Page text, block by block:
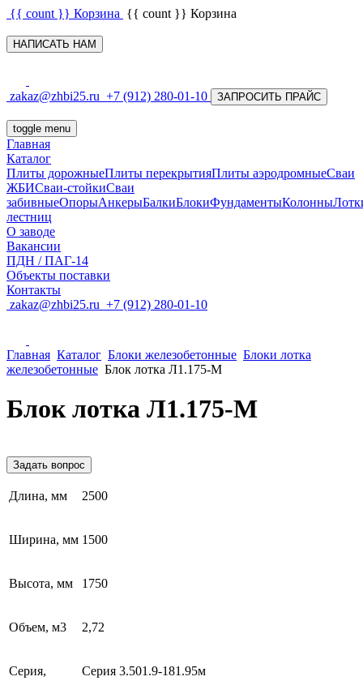
{{ count }} Корзина {{ count }} Корзина
НАПИСАТЬ НАМ
zakaz@zhbi25.ru +7 (912) 280-01-10 ЗАПРОСИТЬ ПРАЙС
toggle menu
Главная
Каталог
Плиты дорожныеПлиты перекрытияПлиты аэродромныеСваи
ЖБИСваи-стойкиСваи
забивныеОпорыАнкерыБалкиБлокиФундаментыКолонны
лестниц
О заводе
Вакансии
ПДН / ПАГ-14
Объекты поставки
Контакты
zakaz@zhbi25.ru +7 (912) 280-01-10
Главная Каталог Блоки железобетонные Блоки лотка
железобетонные Блок лотка Л1.175-М
Блок лотка Л1.175-М
Задать вопрос
Длина, мм 2500
Ширина, мм 1500
Высота, мм 1750
Объем, м3 2,72
Серия, Серия 3.501.9-181.95м